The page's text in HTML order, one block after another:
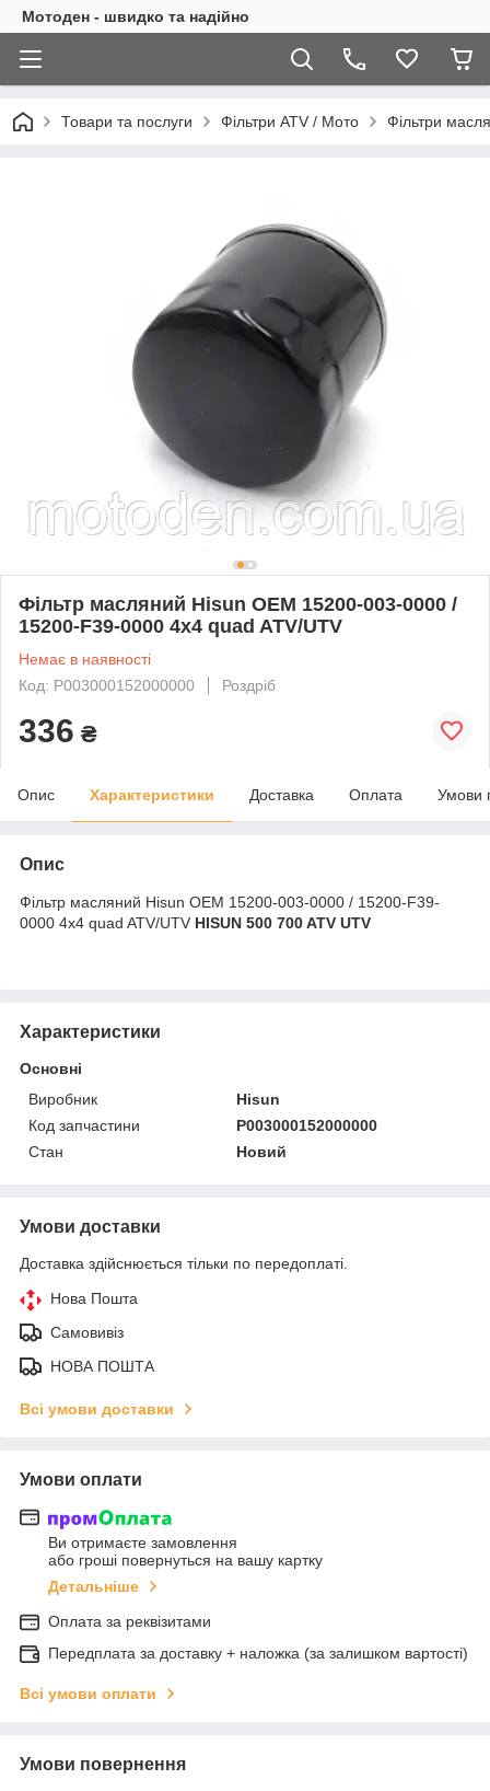
Мотоден - швидко та надійно
Товари та послуги Фільтри ATV / Мото Фільтри
Фільтр масляний Hisun OEM 15200-003-0000 /
15200-F39-0000 4x4 quad ATV/UTV
Немає в наявності
Код: P003000152000000
Роздріб
336 ₴
Опис Характеристики Доставка Оплата Умови
Опис
Фільтр масляний Hisun OEM 15200-003-0000 / 15200-F39-
0000 4x4 quad ATV/UTV HISUN 500 700 ATV UTV
Характеристики
Основні
Виробник
Hisun
Код запчастини
P003000152000000
Стан
Новий
Умови доставки
Доставка здійснюється тільки по передоплаті.
Нова Пошта
Самовивіз
НОВА ПОШТА
Всі умови доставки
Умови оплати
Ви отримаєте замовлення
або гроші повернуться на вашу картку
Детальніше
Оплата за реквізитами
Передплата за доставку + наложка (за залишком вартості)
Всі умови оплати
Умови повернення